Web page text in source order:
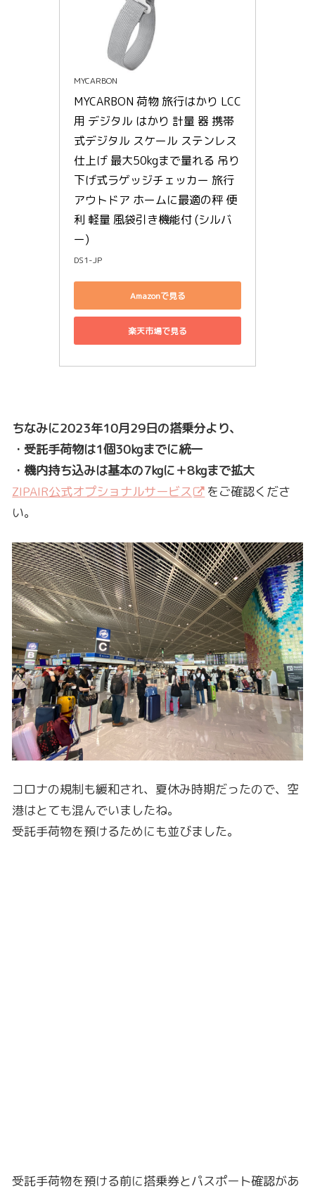
MYCARBON
MYCARBON 荷物 旅行はかり LCC
用 デジタル はかり 計量 器 携帯
式デジタル スケール ステンレス
仕上げ 最大50kgまで量れる 吊り
下げ式ラゲッジチェッカー 旅行
アウトドア ホームに最適の秤 便
利 軽量 風袋引き機能付 (シルバ
ー)
DS1-JP
Amazonで見る
楽天市場で見る
ちなみに2023年10月29日の搭乗分より、
・受託手荷物は1個30kgまでに統一
・機内持ち込みは基本の7kgに＋8kgまで拡大
ZIPAIR公式オプショナルサービス
をご確認くださ
い。
コロナの規制も緩和され、夏休み時期だったので、空
港はとても混んでいましたね。
受託手荷物を預けるためにも並びました。
ートチェックでした。